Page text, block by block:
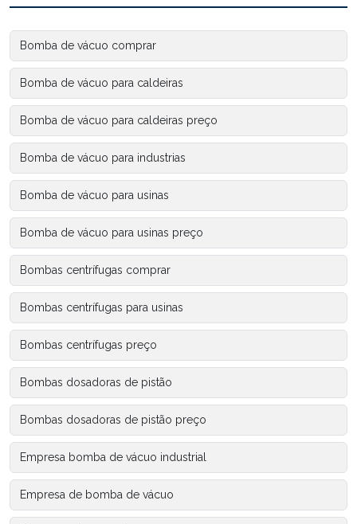
Bomba de vácuo comprar
Bomba de vácuo para caldeiras
Bomba de vácuo para caldeiras preço
Bomba de vácuo para industrias
Bomba de vácuo para usinas
Bomba de vácuo para usinas preço
Bombas centrífugas comprar
Bombas centrífugas para usinas
Bombas centrífugas preço
Bombas dosadoras de pistão
Bombas dosadoras de pistão preço
Empresa bomba de vácuo industrial
Empresa de bomba de vácuo